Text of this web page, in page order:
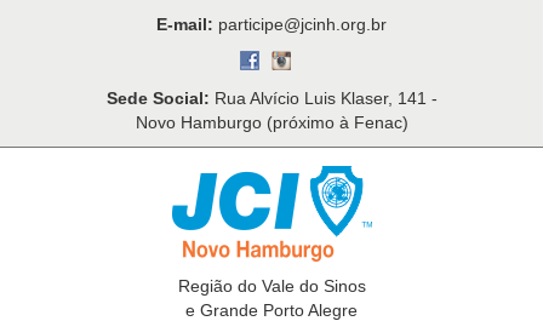
E-mail: participe@jcinh.org.br
Sede Social: Rua Alvício Luis Klaser, 141 -
Novo Hamburgo (próximo à Fenac)
Região do Vale do Sinos
e Grande Porto Alegre